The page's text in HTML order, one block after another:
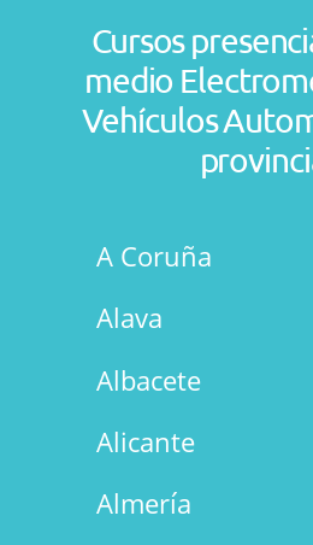
Cursos
medio
Vehículos
A Coruña
Alava
Albacete
Alicante
Almería